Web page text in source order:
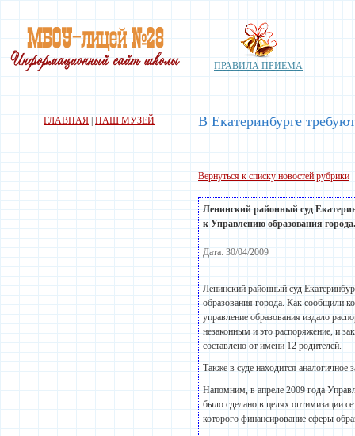
ПРАВИЛА ПРИЕМА
ГЛАВНАЯ НАШ МУЗЕЙ В Екатеринбурге
Вернуться к списку новостей рубрики
Ленинский районный суд
к Управлению образования
Дата: 30/04/2009
Ленинский районный суд
образования города. Как сообщили
управление образования издало
незаконным и это распоряжение, и
составлено от имени 12 родителей.
Также в суде находится
Напомним, в апреле 2009 года
было сделано в целях оптимизации
которого финансирование сферы